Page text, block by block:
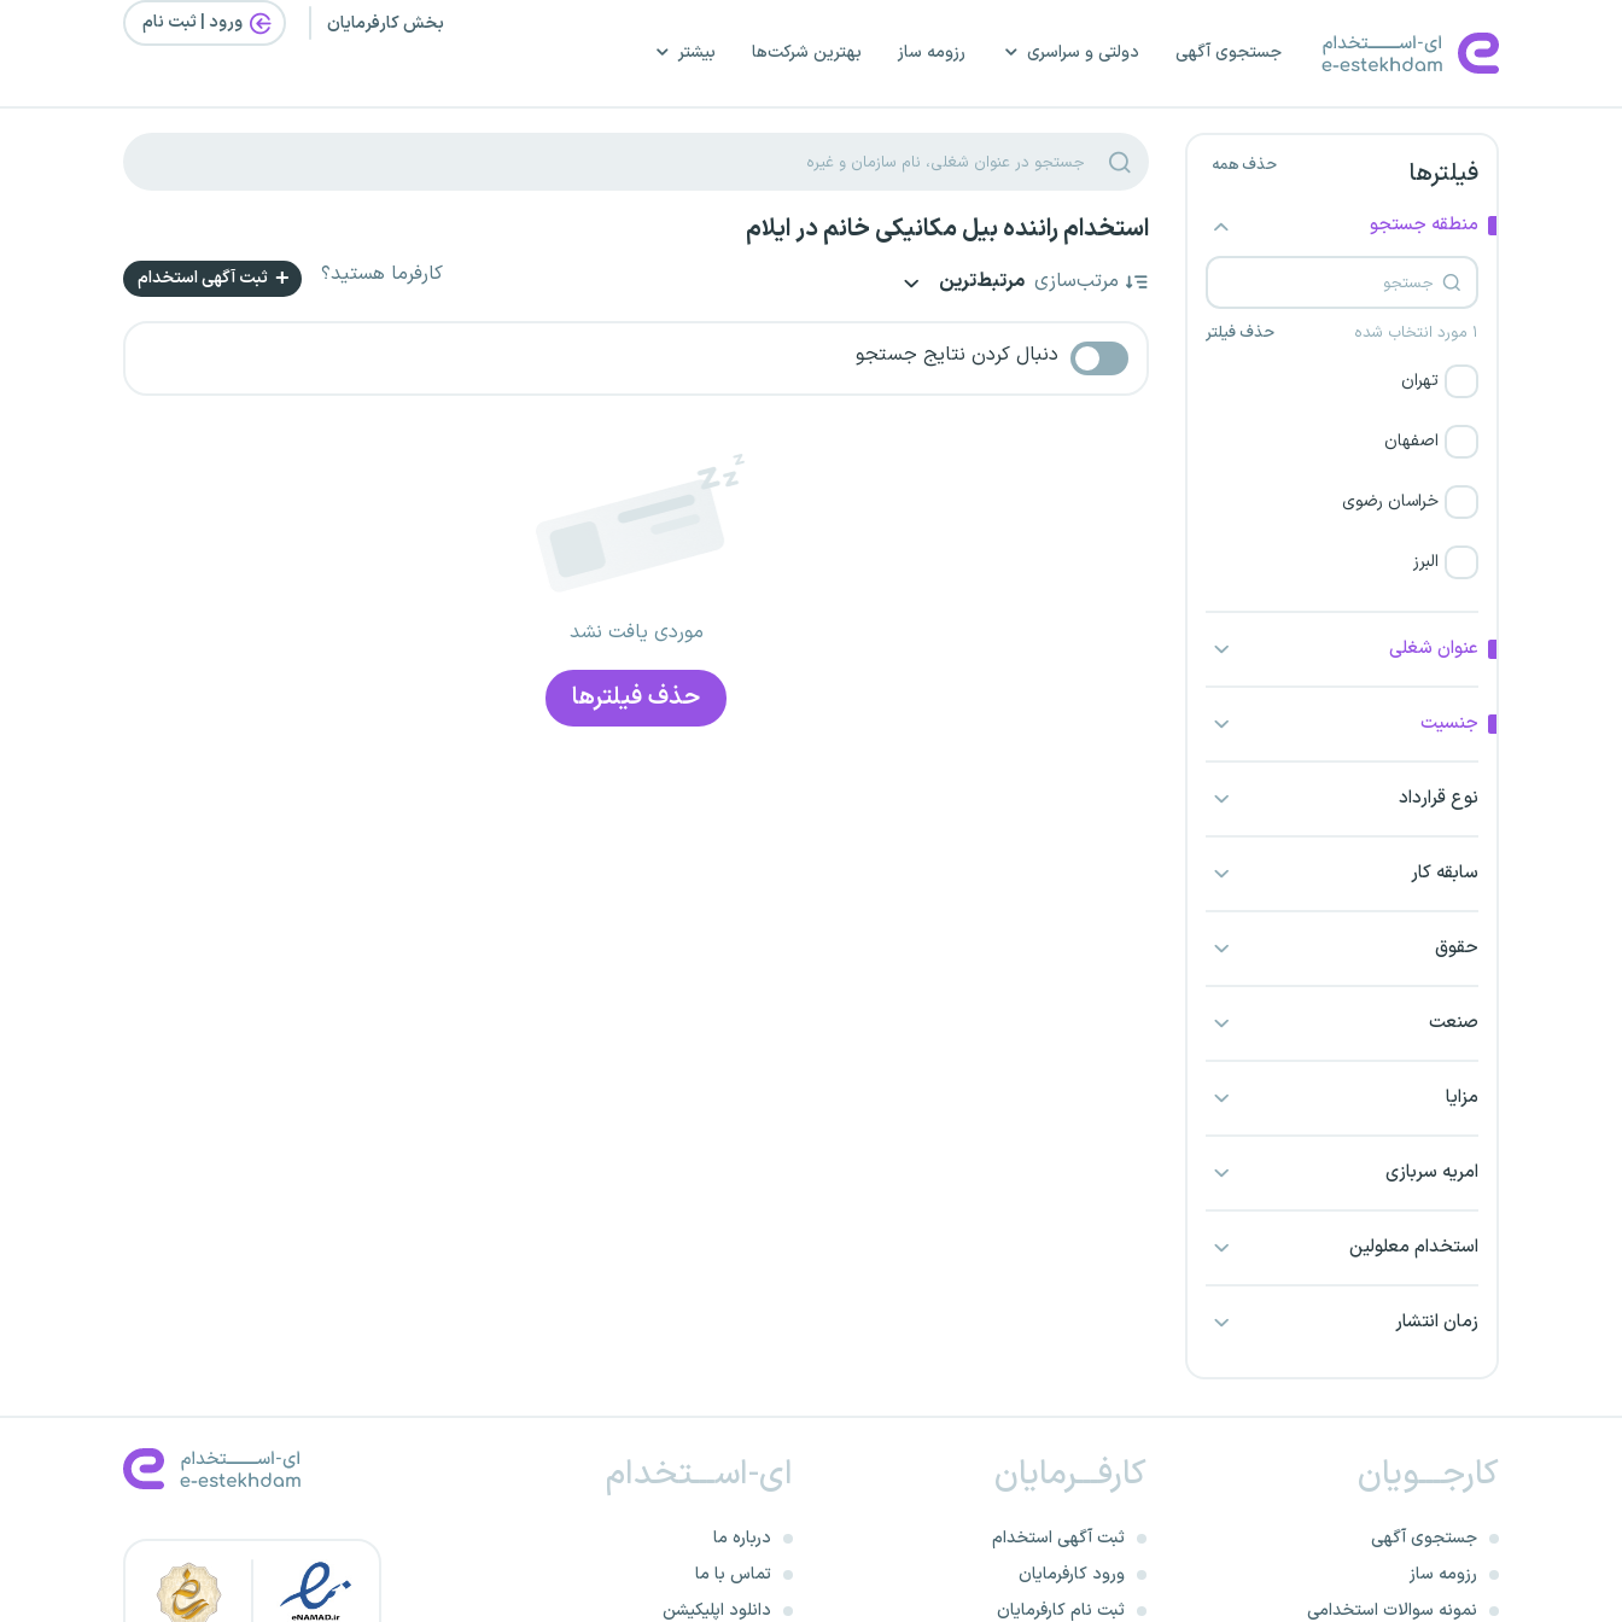
جستجوی آگهی دولتی و سراسری رزومه ساز بهترین شرکت‌ها بیشتر
بخش کارفرمایان ورود | ثبت‌ نام
فیلترها حذف همه
منطقه جستجو
۱ مورد انتخاب شده حذف فیلتر
تهران
اصفهان
خراسان رضوی
البرز
اراک
اردبیل
بندرعباس
خراسان شمالی
خرم آباد
خوزستان
عنوان شغلی
جنسیت
نوع قرارداد
سابقه کار
حقوق
صنعت
مزایا
امریه سربازی
استخدام معلولین
زمان انتشار
استخدام راننده بیل مکانیکی خانم در ایلام
مرتب‌سازی مرتبط‌ترین کارفرما هستید؟ ثبت آگهی استخدام
دنبال کردن نتایج جستجو
موردی یافت نشد
حذف فیلتر‌ها
کارجـــویان
جستجوی آگهی
رزومه ساز
نمونه سوالات استخدامی
کارفـــرمایان
ثبت آگهی استخدام
ورود کارفرمایان
ثبت نام کارفرمایان
ای-اســـتخدام
درباره ما
تماس با ما
دانلود اپلیکیشن